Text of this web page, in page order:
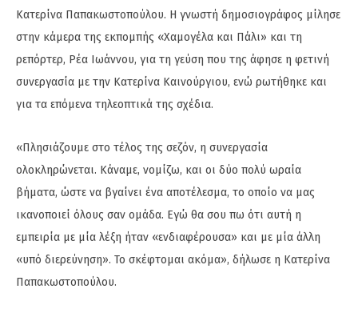
Κατερίνα Παπακωστοπούλου. Η γνωστή δημοσιογράφος μίλησε
στην κάμερα της εκπομπής «Χαμογέλα και Πάλι» και τη
ρεπόρτερ, Ρέα Ιωάννου, για τη γεύση που της άφησε η φετινή
συνεργασία με την Κατερίνα Καινούργιου, ενώ ρωτήθηκε και
για τα επόμενα τηλεοπτικά της σχέδια.
«Πλησιάζουμε στο τέλος της σεζόν, η συνεργασία
ολοκληρώνεται. Κάναμε, νομίζω, και οι δύο πολύ ωραία
βήματα, ώστε να βγαίνει ένα αποτέλεσμα, το οποίο να μας
ικανοποιεί όλους σαν ομάδα. Εγώ θα σου πω ότι αυτή η
εμπειρία με μία λέξη ήταν «ενδιαφέρουσα» και με μία άλλη
«υπό διερεύνηση». Το σκέφτομαι ακόμα», δήλωσε η Κατερίνα
Παπακωστοπούλου.